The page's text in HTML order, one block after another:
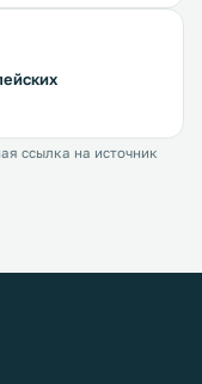
ссылка на источник